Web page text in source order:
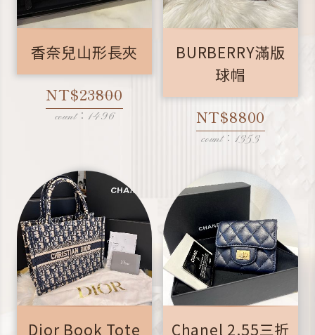
香奈兒山形長夾
NT$23800
count：1496
BURBERRY滿版
球帽
NT$8800
count：1353
Dior Book Tote
Chanel 2.55三折